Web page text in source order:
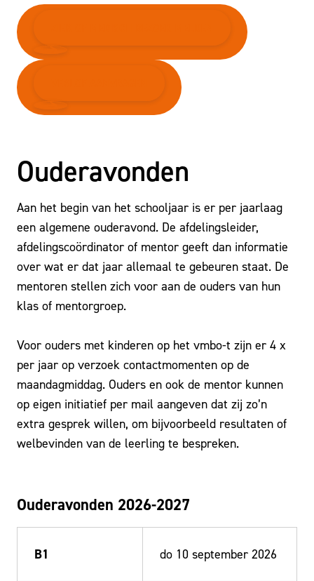
Ouderavonden
Aan het begin van het schooljaar is er per jaarlaag
een algemene ouderavond. De afdelingsleider,
afdelingscoördinator of mentor geeft dan informatie
over wat er dat jaar allemaal te gebeuren staat. De
mentoren stellen zich voor aan de ouders van hun
klas of mentorgroep.
Voor ouders met kinderen op het vmbo-t zijn er 4 x
per jaar op verzoek contactmomenten op de
maandagmiddag. Ouders en ook de mentor kunnen
op eigen initiatief per mail aangeven dat zij zo’n
extra gesprek willen, om bijvoorbeeld resultaten of
welbevinden van de leerling te bespreken.
Ouderavonden 2026-2027
B1 do 10 september 2026